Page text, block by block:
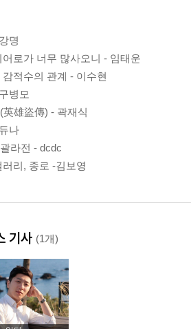
명
어로가 너무 많사오니 - 임태운
감적수의 관계 - 이수현
병모
英雄盜傳) - 곽재식
나
라전 - dcdc
러리, 종로 -김보영
기사 (1개)